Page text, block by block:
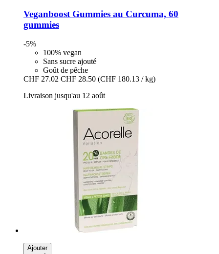
Veganboost Gummies au Curcuma, 60
gummies
-5%
100% vegan
Sans sucre ajouté
Goût de pêche
CHF 27.02 CHF 28.50 (CHF 180.13 / kg)
Livraison jusqu'au 12 août
Ajouter